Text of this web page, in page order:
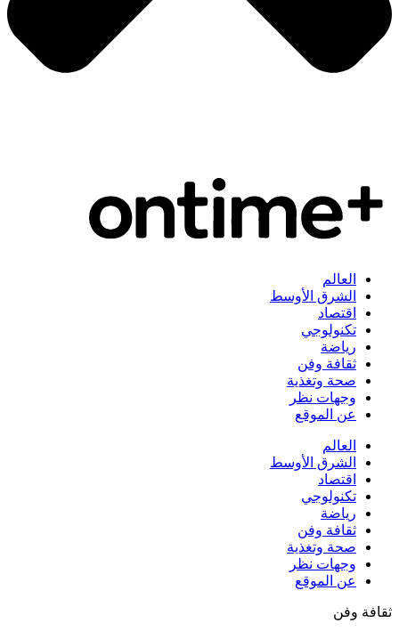
العالم
الشرق الأوسط
اقتصاد
تكنولوجي
رياضة
ثقافة وفن
صحة وتغذية
وجهات نظر
عن الموقع
العالم
الشرق الأوسط
اقتصاد
تكنولوجي
رياضة
ثقافة وفن
صحة وتغذية
وجهات نظر
عن الموقع
ثقافة وفن